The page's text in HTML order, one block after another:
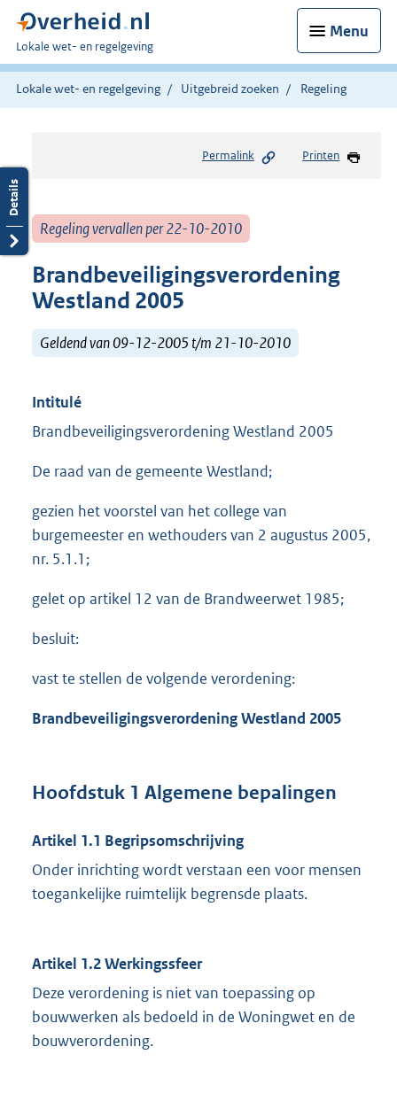
Menu
U
bent
hier:
Lokale wet- en regelgeving
Lokale wet- en regelgeving Uitgebreid zoeken Regeling
Permalink Printen
Regeling vervallen per 22-10-2010
Brandbeveiligingsverordening
Westland 2005
Geldend van 09-12-2005 t/m 21-10-2010
Intitulé
Brandbeveiligingsverordening Westland 2005
De raad van de gemeente Westland;
gezien het voorstel van het college van
burgemeester en wethouders van 2 augustus 2005,
nr. 5.1.1;
gelet op artikel 12 van de Brandweerwet 1985;
besluit:
vast te stellen de volgende verordening:
BrandbeveiligingsverordeningWestland 2005
Hoofdstuk 1 Algemene bepalingen
Artikel 1.1 Begripsomschrijving
Onder inrichting wordt verstaan een voor mensen
toegankelijke ruimtelijk begrensde plaats.
Artikel 1.2 Werkingssfeer
Deze verordening is niet van toepassing op
bouwwerken als bedoeld in de Woningwet en de
bouwverordening.